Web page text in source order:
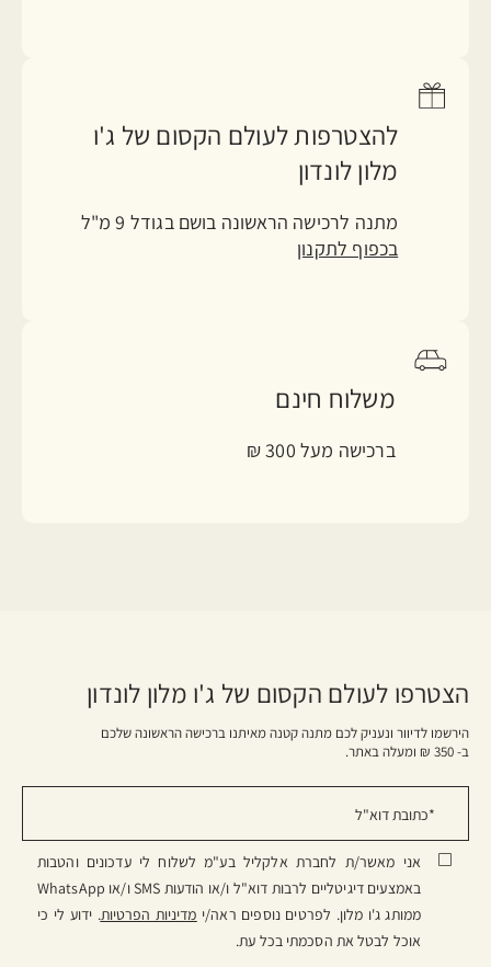
להצטרפות לעולם הקסום של ג'ו
מלון לונדון
מתנה לרכישה הראשונה בושם בגודל 9 מ"ל
בכפוף לתקנון
משלוח חינם
ברכישה מעל 300 ₪
הצטרפו לעולם הקסום של ג'ו מלון לונדון
הירשמו לדיוור ונעניק לכם מתנה קטנה מאיתנו ברכישה הראשונה שלכם
ב- 350 ₪ ומעלה באתר.
אני מאשר/ת לחברת אלקליל בע"מ לשלוח לי עדכונים והטבות
באמצעים דיגיטליים לרבות דוא"ל ו/או הודעות SMS ו/או WhatsApp
ממותג ג'ו מלון. לפרטים נוספים ראה/י מדיניות הפרטיות. ידוע לי כי
אוכל לבטל את הסכמתי בכל עת.